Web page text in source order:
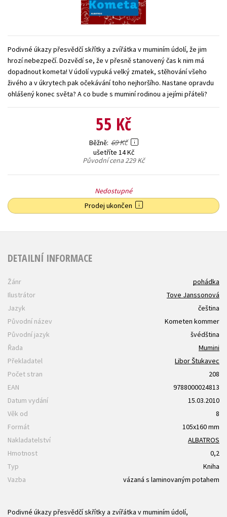
Zahraniční literatura
Všechny tituly
Podivné úkazy přesvědčí skřítky a zvířátka v muminím údolí, že jim
hrozí nebezpečí. Dozvědí se, že v přesně stanovený čas k nim má
dopadnout kometa! V údolí vypuká velký zmatek, stěhování všeho
živého a v úkrytech pak očekávání toho nejhoršího. Nastane opravdu
ohlášený konec světa? A co bude s muminí rodinou a jejími přáteli?
55 Kč
Běžně 69 Kč
ušetříte 14 Kč
Původní cena229 Kč
Nedostupné
Prodej ukončen
DETAILNÍ INFORMACE
Žánr
pohádka
Ilustrátor
Tove Janssonová
Jazyk
čeština
Původní název
Kometen kommer
Původní jazyk
švédština
Řada
Mumini
Překladatel
Libor Štukavec
Počet stran
208
EAN
9788000024813
Datum vydání
15.03.2010
Věk od
8
Formát
105x160 mm
Nakladatelství
ALBATROS
Hmotnost
0,2
Typ
Kniha
Vazba
vázaná s laminovaným potahem
Podivné úkazy přesvědčí skřítky a zvířátka v muminím údolí,